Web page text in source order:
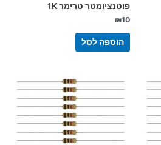
פוטנציומטר טרימר 1K
₪10
הוספה לסל